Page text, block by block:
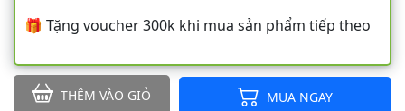
🎁 Tặng voucher 300k khi mua sản phẩm tiếp theo
THÊM VÀO GIỎ MUA NGAY